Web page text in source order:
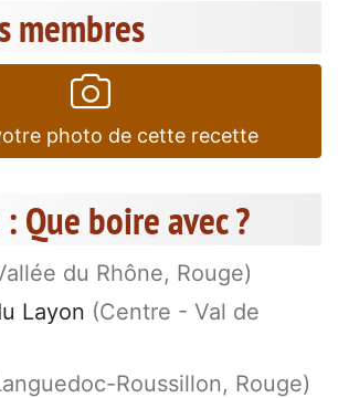
membres
photo de cette recette
Que boire avec ?
du Rhône, Rouge)
Layon (Centre - Val de
Roussillon, Rouge)